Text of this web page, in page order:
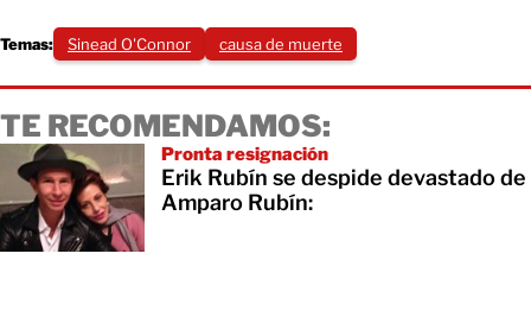
Temas: Sinead O'Connor causa de muerte
TE RECOMENDAMOS:
Pronta resignación
Erik Rubín se despide devastado de
Amparo Rubín: